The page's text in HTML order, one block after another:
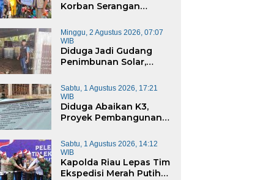
Riau Lepas Tim
Merah Putih
3T
Polsek Cerenti Tertibkan
Aktivitas PETI di Sungai
Dompeng Dimusnahkan
Meski Sempat Dihadang
Warga
Korban Serangan
Rengat Bersama PW
IWO Riau Ulurkan
Tangan Kemanusiaan
Minggu, 2 Agustus 2026, 07:07
WIB
Diduga Jadi Gudang
Penimbunan Solar,
Ditemukan di Rumah
Warga Kampung
Dagang
Sabtu, 1 Agustus 2026, 17:21
WIB
Diduga Abaikan K3,
Proyek Pembangunan
Negeri Bernilai Rp17
Miliar di Pekanbaru Jadi
Sorotan
Sabtu, 1 Agustus 2026, 14:12
WIB
Kapolda Riau Lepas Tim
Ekspedisi Merah Putih